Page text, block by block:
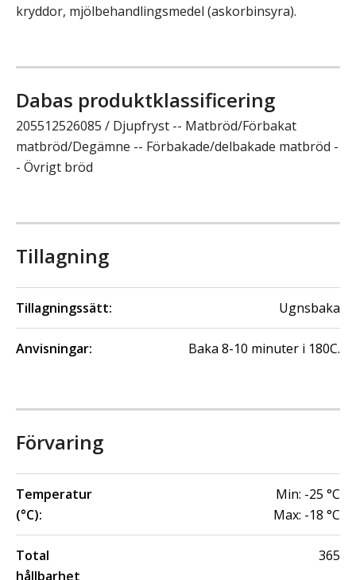
kryddor, mjölbehandlingsmedel (askorbinsyra).
Dabas produktklassificering
205512526085 / Djupfryst -- Matbröd/Förbakat
matbröd/Degämne -- Förbakade/delbakade matbröd -
- Övrigt bröd
Tillagning
Tillagningssätt: Ugnsbaka
Anvisningar: Baka 8-10 minuter i 180C.
Förvaring
Temperatur
(°C):
Min: -25 °C
Max: -18 °C
Total
hållbarhet
365